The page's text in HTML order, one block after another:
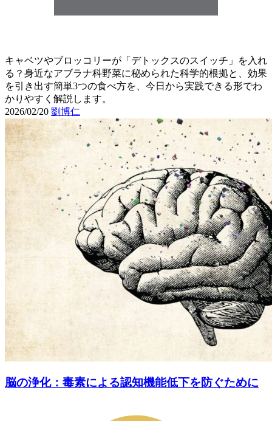
キャベツやブロッコリーが「デトックスのスイッチ」を入れ
る？身近なアブラナ科野菜に秘められた科学的根拠と、効果
を引き出す簡単3つの食べ方を、今日から実践できる形でわ
かりやすく解説します。
2026/02/20 劉博仁
脳の浄化：毒素による認知機能低下を防ぐために